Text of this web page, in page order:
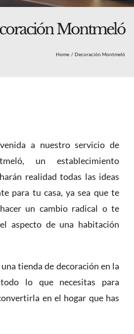
Montmeló
Home Decoración Montmeló
a nuestro servicio de
un establecimiento
realidad todas las ideas
para tu casa, ya sea que te
un cambio radical o te
aspecto de una habitación
tienda de decoración en la
lo que necesitas para
en el hogar que has